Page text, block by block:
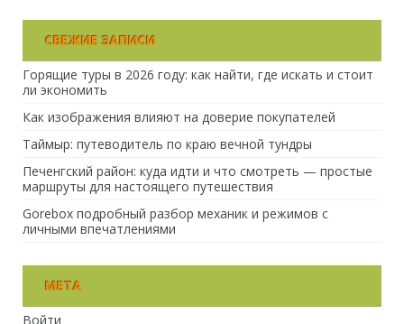
СВЕЖИЕ ЗАПИСИ
Горящие туры в 2026 году: как найти, где искать и стоит
ли экономить
Как изображения влияют на доверие покупателей
Таймыр: путеводитель по краю вечной тундры
Печенгский район: куда идти и что смотреть — простые
маршруты для настоящего путешествия
Gorebox подробный разбор механик и режимов с
личными впечатлениями
МЕТА
Войти